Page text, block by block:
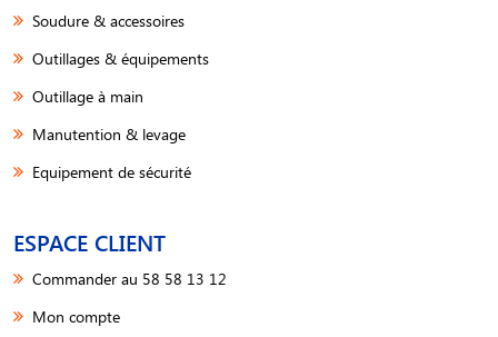
Soudure & accessoires
Outillages & équipements
Outillage à main
Manutention & levage
Equipement de sécurité
ESPACE CLIENT
Commander au 58 58 13 12
Mon compte